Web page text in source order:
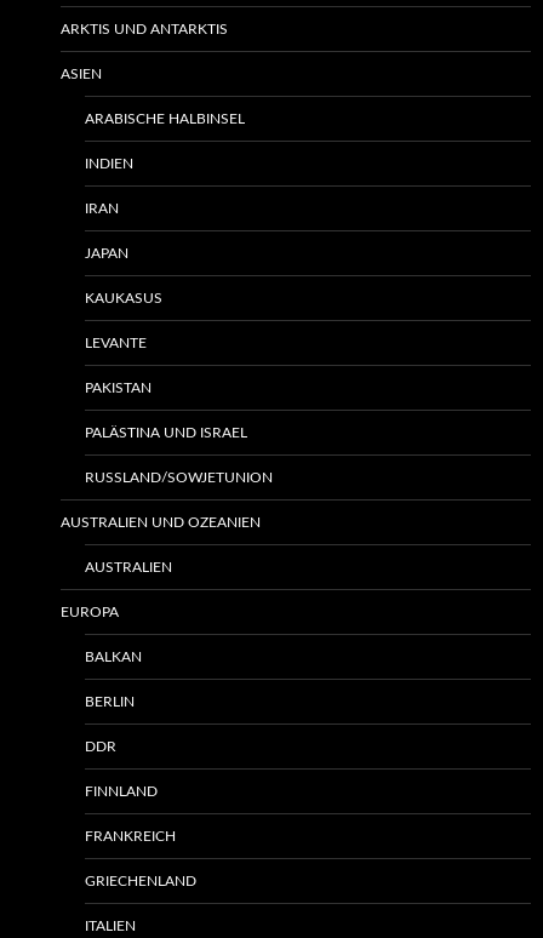
ARKTIS UND ANTARKTIS
ASIEN
ARABISCHE HALBINSEL
INDIEN
IRAN
JAPAN
KAUKASUS
LEVANTE
PAKISTAN
PALÄSTINA UND ISRAEL
RUSSLAND/SOWJETUNION
AUSTRALIEN UND OZEANIEN
AUSTRALIEN
EUROPA
BALKAN
BERLIN
DDR
FINNLAND
FRANKREICH
GRIECHENLAND
ITALIEN